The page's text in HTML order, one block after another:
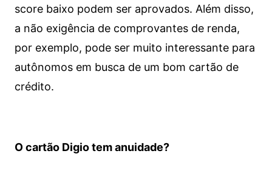
score baixo podem ser aprovados. Além disso,
a não exigência de comprovantes de renda,
por exemplo, pode ser muito interessante para
autônomos em busca de um bom cartão de
crédito.
O cartão Digio tem anuidade?